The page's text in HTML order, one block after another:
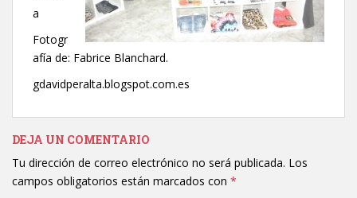
a
Fotogr
afía de: Fabrice Blanchard.
gdavidperalta.blogspot.com.es
DEJA UN COMENTARIO
Tu dirección de correo electrónico no será publicada. Los
campos obligatorios están marcados con *